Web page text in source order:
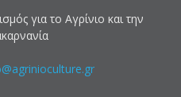
για το Αγρίνιο και την